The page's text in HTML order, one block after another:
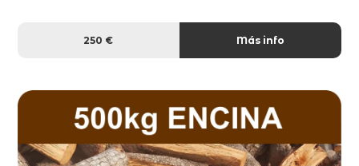
250 € Más info